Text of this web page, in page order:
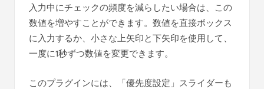
入力中にチェックの頻度を減らしたい場合は、この
数値を増やすことができます。数値を直接ボックス
に入力するか、小さな上矢印と下矢印を使用して、
一度に1秒ずつ数値を変更できます。
このプラグインには、「優先度設定」スライダーも